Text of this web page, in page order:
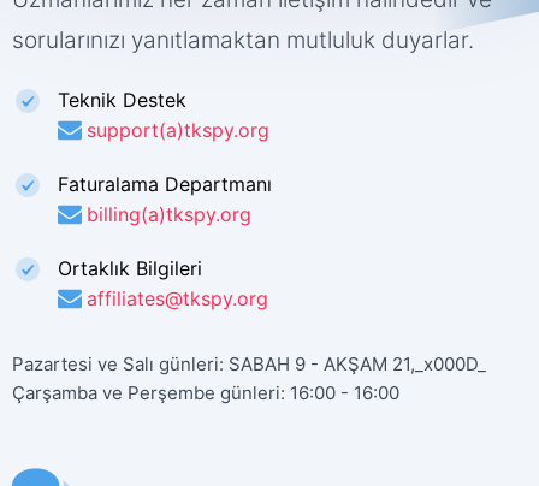
sorularınızı yanıtlamaktan mutluluk duyarlar.
Teknik Destek
support(a)tkspy.org
Faturalama Departmanı
billing(a)tkspy.org
Ortaklık Bilgileri
affiliates@tkspy.org
Pazartesi ve Salı günleri: SABAH 9 - AKŞAM 21,_x000D_
Çarşamba ve Perşembe günleri: 16:00 - 16:00